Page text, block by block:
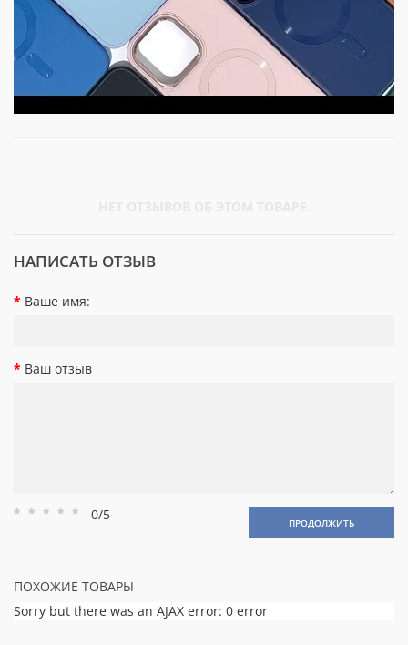
НАПИСАТЬ ОТЗЫВ
Ваше имя:
Ваш отзыв
Рейтинг
Рейтинг
Рейтинг
Рейтинг
Рейтинг
0/5 ПРОДОЛЖИТЬ
ПОХОЖИЕ ТОВАРЫ
Sorry but there was an AJAX error: 0 error